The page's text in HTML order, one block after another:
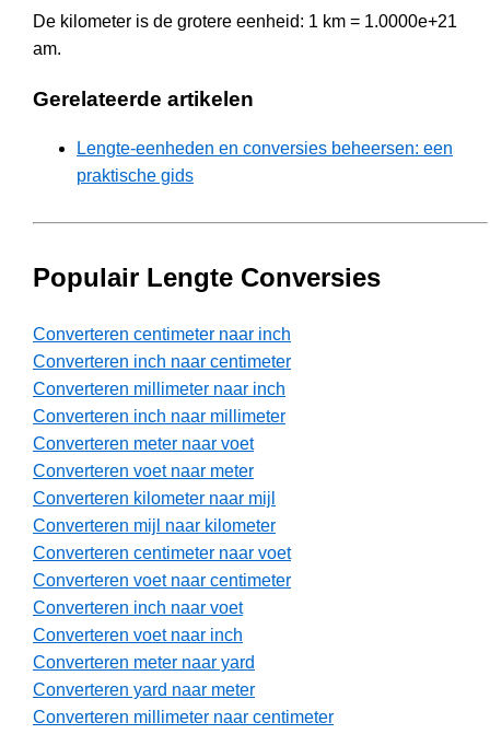
De kilometer is de grotere eenheid: 1 km = 1.0000e+21
am.
Gerelateerde artikelen
Lengte-eenheden en conversies beheersen: een
praktische gids
Populair Lengte Conversies
Converteren centimeter naar inch
Converteren inch naar centimeter
Converteren millimeter naar inch
Converteren inch naar millimeter
Converteren meter naar voet
Converteren voet naar meter
Converteren kilometer naar mijl
Converteren mijl naar kilometer
Converteren centimeter naar voet
Converteren voet naar centimeter
Converteren inch naar voet
Converteren voet naar inch
Converteren meter naar yard
Converteren yard naar meter
Converteren millimeter naar centimeter